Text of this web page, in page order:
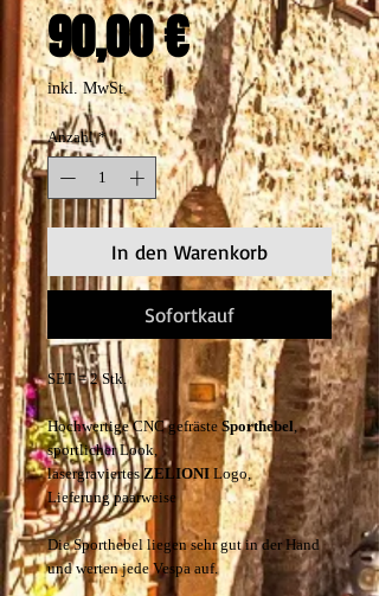
90,00 €Preis
inkl. MwSt.
Anzahl *
In den Warenkorb
Sofortkauf
SET = 2 Stk.
Hochwertige CNC gefrästeSporthebel,
sportlicher Look,
lasergraviertesZELIONI Logo,
Lieferung paarweise
Die Sporthebel liegen sehr gut in der Hand
und werten jede Vespa auf.